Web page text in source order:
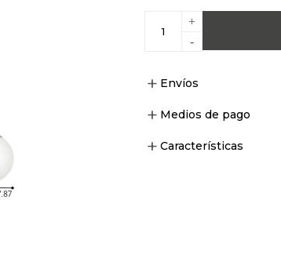
+
-
Envíos
Medios de pago
Características